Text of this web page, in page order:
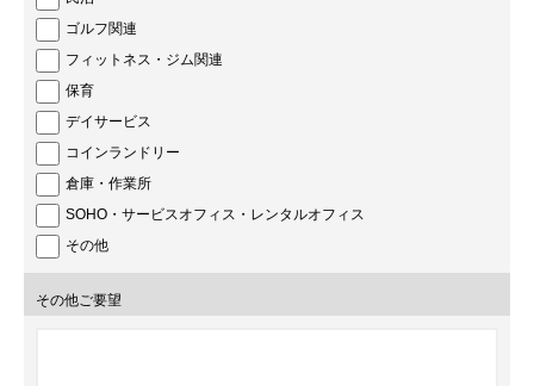
ゴルフ関連
フィットネス・ジム関連
保育
デイサービス
コインランドリー
倉庫・作業所
SOHO・サービスオフィス・レンタルオフィス
その他
その他ご要望